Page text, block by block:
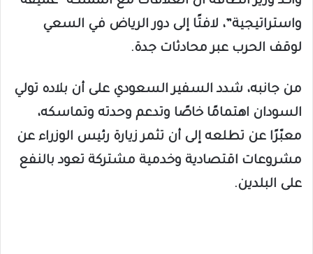
واستراتيجية”، لافتًا إلى دور الرياض في السعي
لوقف الحرب عبر محادثات جدة.
من جانبه، شدد السفير السعودي على أن بلاده تولي
السودان اهتمامًا خاصًا وتدعم وحدته وتماسكه،
معبّرًا عن تطلعه إلى أن تثمر زيارة رئيس الوزراء عن
مشروعات اقتصادية وخدمية مشتركة تعود بالنفع
على البلدين.